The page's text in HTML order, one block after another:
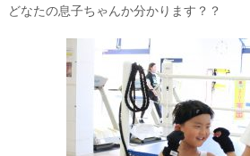
どなたの息子ちゃんか分かります？？